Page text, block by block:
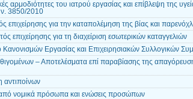
αρμοδιότητες του ιατρού εργασίας και επίβλεψη της
3850/2010
επιχείρησης για την καταπολέμηση της βίας και
επιχείρησης για τη διαχείριση εσωτερικών καταγγελιών
Εργασίας και Επιχειρησιακών Συλλογικών
– Αποτελέσματα επί παραβίασης της
νομικά πρόσωπα και ενώσεις προσώπων